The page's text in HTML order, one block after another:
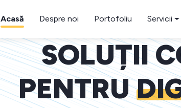
Acasă Despre noi Portofoliu Servicii
SOLUȚII
PENTRU